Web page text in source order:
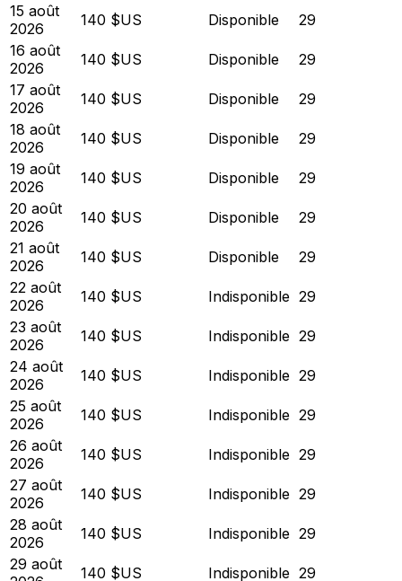
15 août
2026
140 $US Disponible
29
16 août
2026
140 $US Disponible
29
17 août
2026
140 $US Disponible
29
18 août
2026
140 $US Disponible
29
19 août
2026
140 $US Disponible
29
20 août
2026
140 $US Disponible
29
21 août
2026
140 $US Disponible
29
22 août
2026
140 $US Indisponible 29
23 août
2026
140 $US Indisponible 29
24 août
2026
140 $US Indisponible 29
25 août
2026
140 $US Indisponible 29
26 août
2026
140 $US Indisponible 29
27 août
2026
140 $US Indisponible 29
28 août
2026
140 $US Indisponible 29
29 août
140 $US Indisponible 29